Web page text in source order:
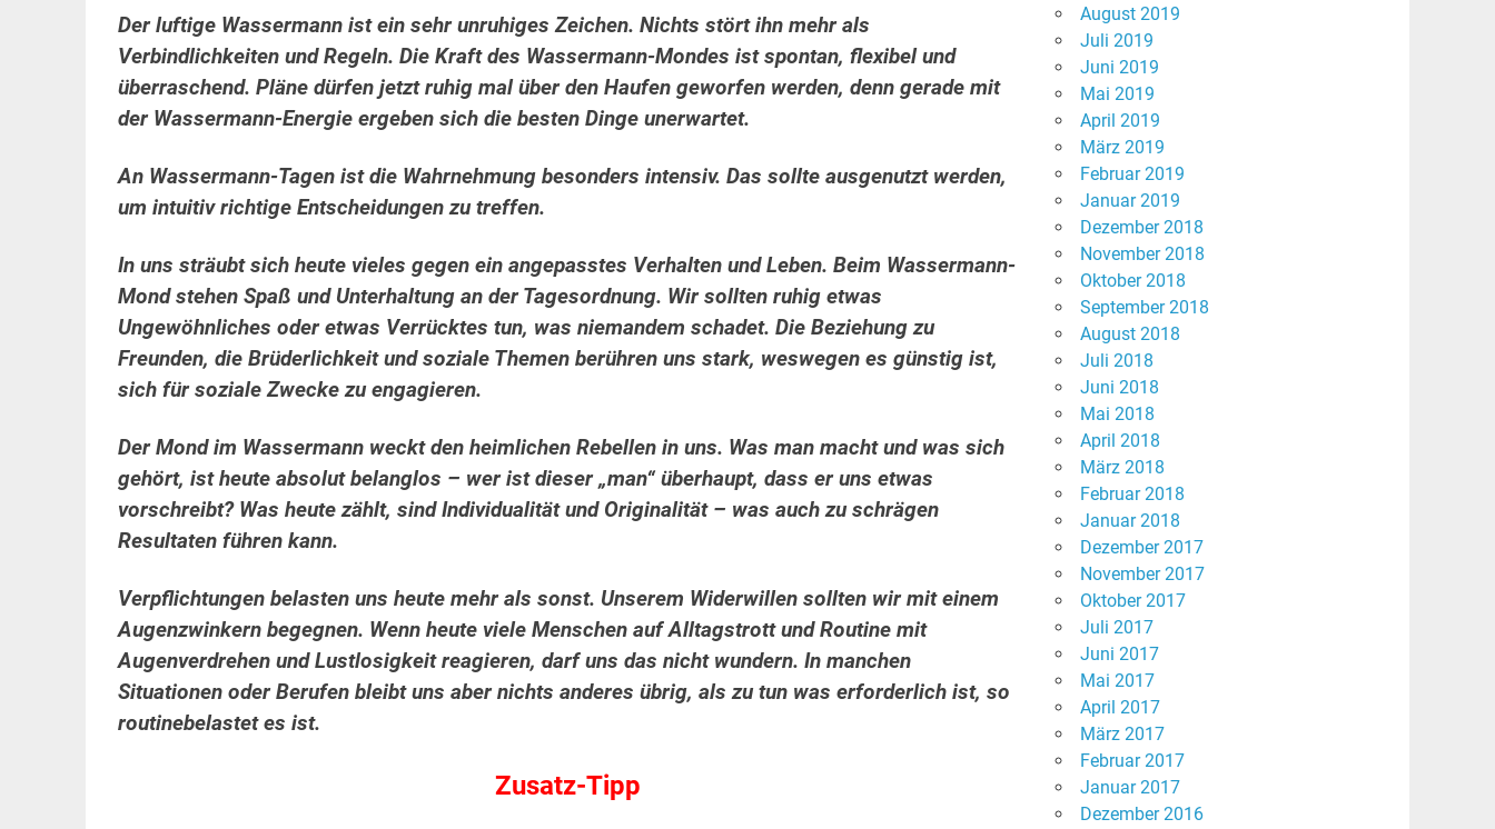
Der luftige Wassermann ist ein sehr unruhiges Zeichen. Nichts stört ihn mehr als
Verbindlichkeiten und Regeln. Die Kraft des Wassermann-Mondes ist spontan, flexibel und
überraschend. Pläne dürfen jetzt ruhig mal über den Haufen geworfen werden, denn gerade mit
der Wassermann-Energie ergeben sich die besten Dinge unerwartet.
An Wassermann-Tagen ist die Wahrnehmung besonders intensiv. Das sollte ausgenutzt werden,
um intuitiv richtige Entscheidungen zu treffen.
In uns sträubt sich heute vieles gegen ein angepasstes Verhalten und Leben. Beim Wassermann-
Mond stehen Spaß und Unterhaltung an der Tagesordnung. Wir sollten ruhig etwas
Ungewöhnliches oder etwas Verrücktes tun, was niemandem schadet. Die Beziehung zu
Freunden, die Brüderlichkeit und soziale Themen berühren uns stark, weswegen es günstig ist,
sich für soziale Zwecke zu engagieren.
Der Mond im Wassermann weckt den heimlichen Rebellen in uns. Was man macht und was sich
gehört, ist heute absolut belanglos – wer ist dieser „man“ überhaupt, dass er uns etwas
vorschreibt? Was heute zählt, sind Individualität und Originalität – was auch zu schrägen
Resultaten führen kann.
Verpflichtungen belasten uns heute mehr als sonst. Unserem Widerwillen sollten wir mit einem
Augenzwinkern begegnen. Wenn heute viele Menschen auf Alltagstrott und Routine mit
Augenverdrehen und Lustlosigkeit reagieren, darf uns das nicht wundern. In manchen
Situationen oder Berufen bleibt uns aber nichts anderes übrig, als zu tun was erforderlich ist, so
routinebelastet es ist.
Zusatz-Tipp
August 2019
Juli 2019
Juni 2019
Mai 2019
April 2019
März 2019
Februar 2019
Januar 2019
Dezember 2018
November 2018
Oktober 2018
September 2018
August 2018
Juli 2018
Juni 2018
Mai 2018
April 2018
März 2018
Februar 2018
Januar 2018
Dezember 2017
November 2017
Oktober 2017
Juli 2017
Juni 2017
Mai 2017
April 2017
März 2017
Februar 2017
Januar 2017
Dezember 2016